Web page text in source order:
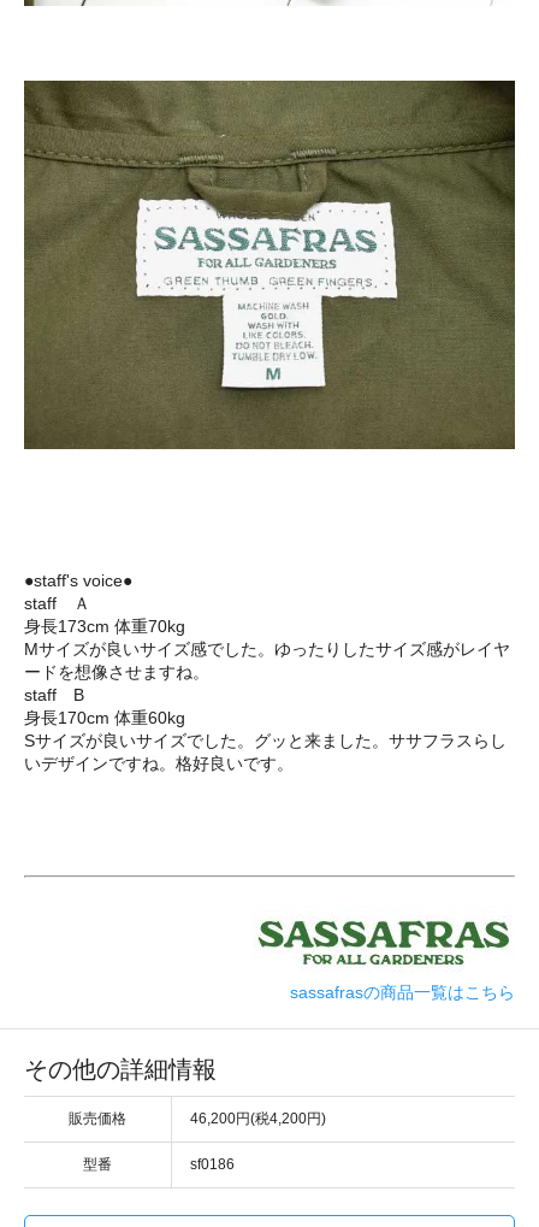
●staff's voice●
staff Ａ
身長173cm 体重70kg
Mサイズが良いサイズ感でした。ゆったりしたサイズ感がレイヤ
ードを想像させますね。
staff B
身長170cm 体重60kg
Sサイズが良いサイズでした。グッと来ました。ササフラスらし
いデザインですね。格好良いです。
sassafrasの商品一覧はこちら
その他の詳細情報
販売価格 46,200円(税4,200円)
型番 sf0186